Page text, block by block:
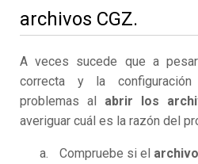
archivos CGZ.
A veces sucede que a
correcta y la
problemas al abrir los
averiguar cuál es la razón del
Compruebe si el